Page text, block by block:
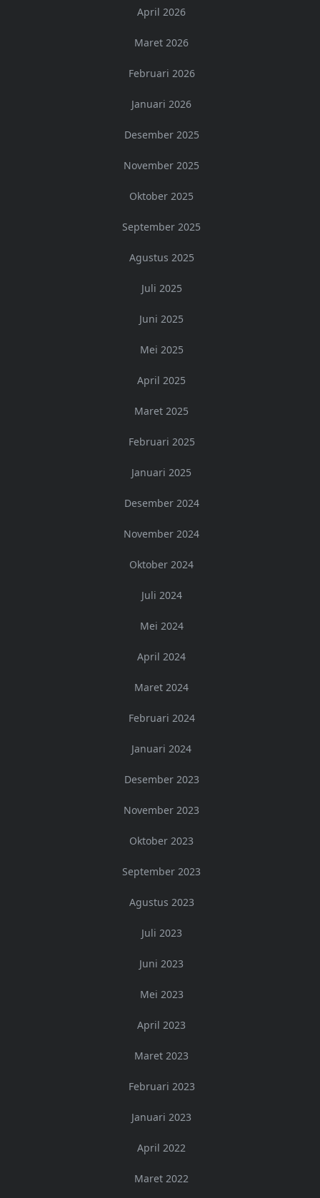
April 2026
Maret 2026
Februari 2026
Januari 2026
Desember 2025
November 2025
Oktober 2025
September 2025
Agustus 2025
Juli 2025
Juni 2025
Mei 2025
April 2025
Maret 2025
Februari 2025
Januari 2025
Desember 2024
November 2024
Oktober 2024
Juli 2024
Mei 2024
April 2024
Maret 2024
Februari 2024
Januari 2024
Desember 2023
November 2023
Oktober 2023
September 2023
Agustus 2023
Juli 2023
Juni 2023
Mei 2023
April 2023
Maret 2023
Februari 2023
Januari 2023
April 2022
Maret 2022